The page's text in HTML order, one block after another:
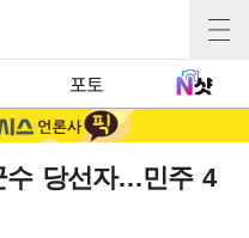
포토
수 당선자…민주 4